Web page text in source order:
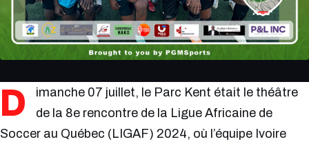
D
imanche 07 juillet, le Parc Kent était le théâtre
de la 8e rencontre de la Ligue Africaine de
Soccer au Québec (LIGAF) 2024, où l’équipe Ivoire